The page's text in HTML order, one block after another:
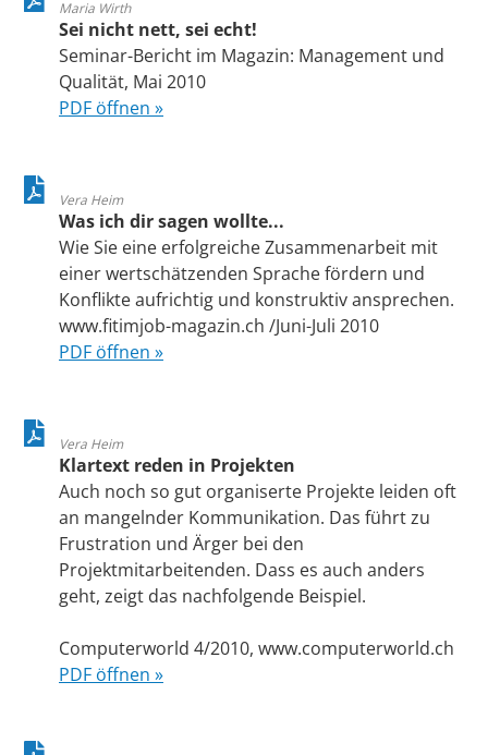
Maria Wirth
Sei nicht nett, sei echt!
Seminar-Bericht im Magazin: Management und
Qualität, Mai 2010
PDF öffnen »
Vera Heim
Was ich dir sagen wollte...
Wie Sie eine erfolgreiche Zusammenarbeit mit
einer wertschätzenden Sprache fördern und
Konflikte aufrichtig und konstruktiv ansprechen.
www.fitimjob-magazin.ch /Juni-Juli 2010
PDF öffnen »
Vera Heim
Klartext reden in Projekten
Auch noch so gut organiserte Projekte leiden oft
an mangelnder Kommunikation. Das führt zu
Frustration und Ärger bei den
Projektmitarbeitenden. Dass es auch anders
geht, zeigt das nachfolgende Beispiel.
Computerworld 4/2010, www.computerworld.ch
PDF öffnen »